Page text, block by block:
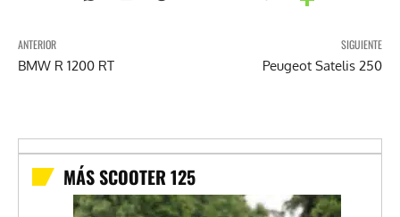
ANTERIOR
BMW R 1200 RT
SIGUIENTE
Peugeot Satelis 250
MÁS SCOOTER 125